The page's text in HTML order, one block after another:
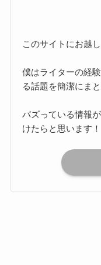
このサイトにお越
僕はライターの経
る話題を簡潔にま
バズっている情報
けたらと思います！